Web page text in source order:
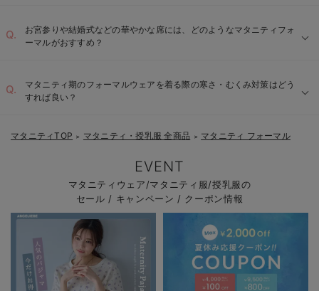
動きやすいボトムス：
お宮参りや結婚式などの華やかな席には、どのようなマタニティフォ
ーマルがおすすめ？
マタニティ期のフォーマルウェアを着る際の寒さ・むくみ対策はどう
すれば良い？
マタニティTOP ＞ マタニティ・授乳服 全商品 ＞ マタニティ フォーマル
EVENT
マタニティウェア/マタニティ服/授乳服の
セール / キャンペーン / クーポン情報